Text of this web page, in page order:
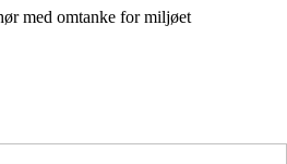
med omtanke for miljøet